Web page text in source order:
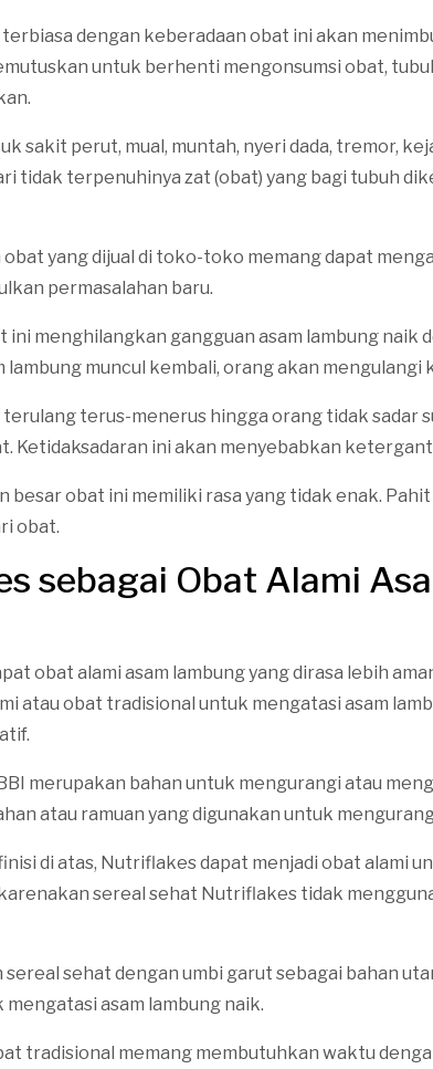
terbiasa dengan keberadaan obat ini akan
untuk berhenti mengonsumsi obat,
sakit perut, mual, muntah, nyeri dada, tremor,
tidak terpenuhinya zat (obat) yang bagi tubuh
obat yang dijual di toko-toko memang dapat
permasalahan baru.
ini menghilangkan gangguan asam lambung naik
lambung muncul kembali, orang akan
terus-menerus hingga orang tidak sadar
Ketidaksadaran ini akan menyebabkan
besar obat ini memiliki rasa yang tidak enak.
obat.
sebagai Obat Alami
obat alami asam lambung yang dirasa lebih
atau obat tradisional untuk mengatasi asam
merupakan bahan untuk mengurangi atau
atau ramuan yang digunakan untuk
di atas, Nutriflakes dapat menjadi obat alami
sereal sehat Nutriflakes tidak
sehat dengan umbi garut sebagai bahan
asam lambung naik.
tradisional memang membutuhkan waktu